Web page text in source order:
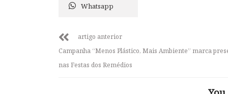
Whatsapp
artigo anterior
Campanha “Menos Plástico, Mais Ambiente” marca
nas Festas dos Remédios